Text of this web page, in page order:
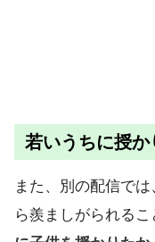
若いうちに授
また、別の配信で
ら羨ましがられる